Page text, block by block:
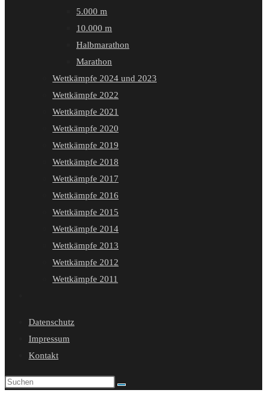
5.000 m
10.000 m
Halbmarathon
Marathon
Wettkämpfe 2024 und 2023
Wettkämpfe 2022
Wettkämpfe 2021
Wettkämpfe 2020
Wettkämpfe 2019
Wettkämpfe 2018
Wettkämpfe 2017
Wettkämpfe 2016
Wettkämpfe 2015
Wettkämpfe 2014
Wettkämpfe 2013
Wettkämpfe 2012
Wettkämpfe 2011
umschalten
Datenschutz
Impressum
Kontakt